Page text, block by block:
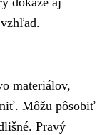
materiálov,
Môžu pôsobiť
Pravý